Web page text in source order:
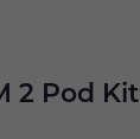
2 Pod Kit